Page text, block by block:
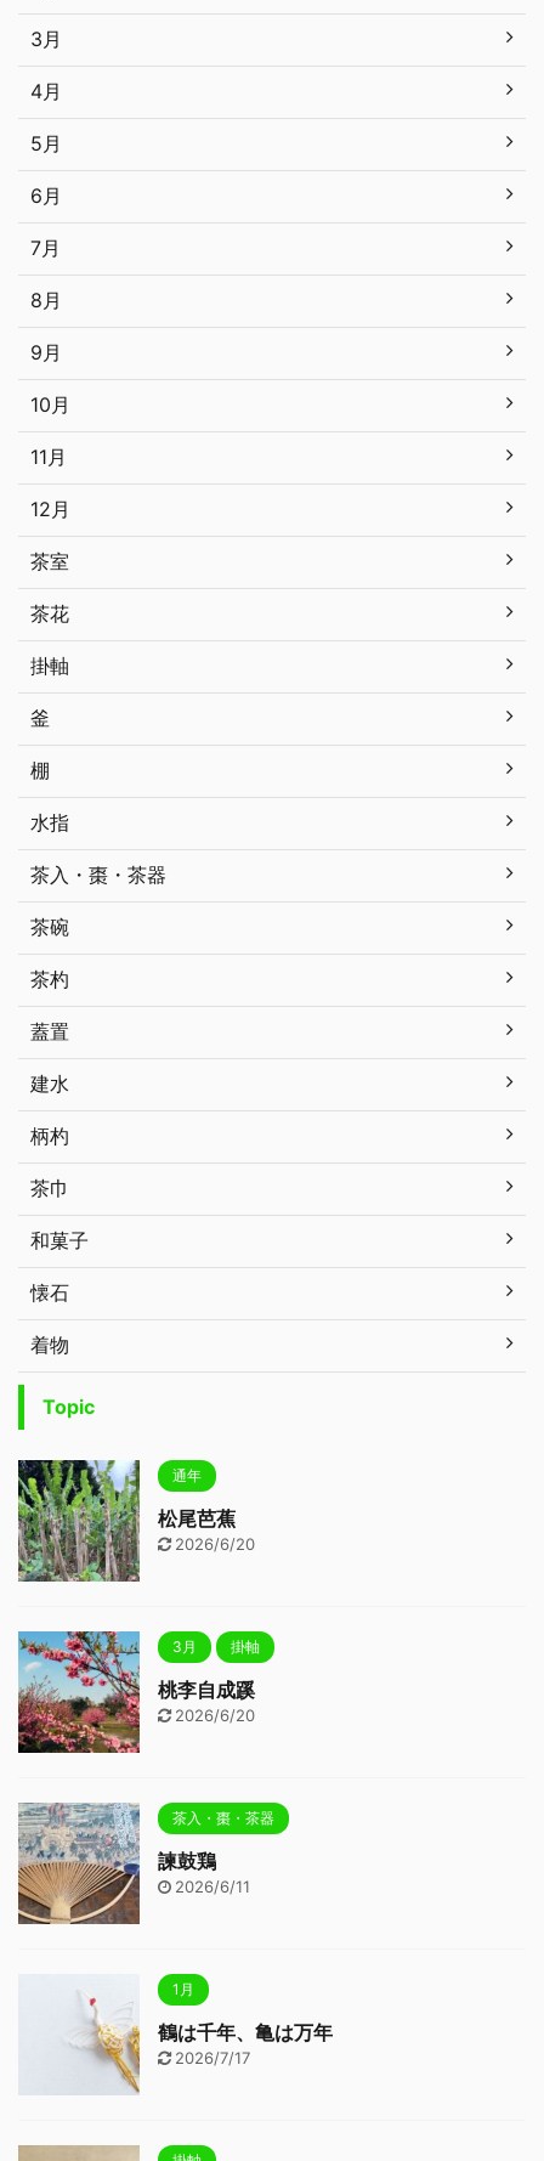
3月
4月
5月
6月
7月
8月
9月
10月
11月
12月
茶室
茶花
掛軸
釜
棚
水指
茶入・棗・茶器
茶碗
茶杓
蓋置
建水
柄杓
茶巾
和菓子
懐石
着物
Topic
通年
松尾芭蕉
2026/6/20
3月 掛軸
桃李自成蹊
2026/6/20
茶入・棗・茶器
諫鼓鶏
2026/6/11
1月
鶴は千年、亀は万年
2026/7/17